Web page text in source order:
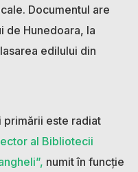
Documentul are
de Hunedoara, la
edilului din
primării este radiat
al Bibliotecii
numit în funcție